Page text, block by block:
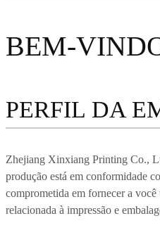
BEM-
PERFIL DA
Zhejiang Xinxiang Printing Co.,
produção está em conformidade
comprometida em fornecer a
relacionada à impressão e